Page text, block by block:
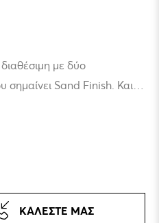
με δύο
Sand Finish. Και οι
περισσότερη
ΚΑΛΕΣΤΕ ΜΑΣ